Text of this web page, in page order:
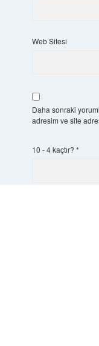
Web Sitesi
Daha sonraki
adresim ve site
10 - 4 kaçtır?*